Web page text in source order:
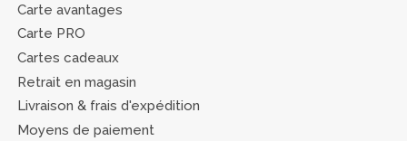
Carte avantages
Carte PRO
Cartes cadeaux
Retrait en magasin
Livraison & frais d'expédition
Moyens de paiement